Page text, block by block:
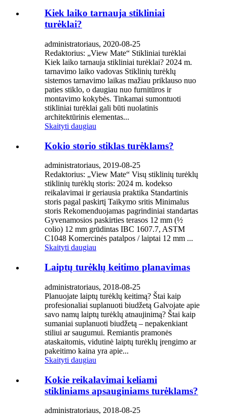
Kiek laiko tarnauja stikliniai
turėklai?
administratoriaus, 2020-08-25
Redaktorius: „View Mate“ Stikliniai turėklai
Kiek laiko tarnauja stikliniai turėklai? 2024 m.
tarnavimo laiko vadovas Stiklinių turėklų
sistemos tarnavimo laikas mažiau priklauso nuo
paties stiklo, o daugiau nuo furnitūros ir
montavimo kokybės. Tinkamai sumontuoti
stikliniai turėklai gali būti nuolatinis
architektūrinis elementas...
Skaityti daugiau
Kokio storio stiklas turėklams?
administratoriaus, 2019-08-25
Redaktorius: „View Mate“ Visų stiklinių turėklų
stiklinių turėklų storis: 2024 m. kodekso
reikalavimai ir geriausia praktika Standartinis
storis pagal paskirtį Taikymo sritis Minimalus
storis Rekomenduojamas pagrindiniai standartas
Gyvenamosios paskirties terasos 12 mm (½
colio) 12 mm grūdintas IBC 1607.7, ASTM
C1048 Komercinės patalpos / laiptai 12 mm ...
Skaityti daugiau
Laiptų turėklų keitimo planavimas
administratoriaus, 2018-08-25
Planuojate laiptų turėklų keitimą? Štai kaip
profesionaliai suplanuoti biudžetą Galvojate apie
savo namų laiptų turėklų atnaujinimą? Štai kaip
sumaniai suplanuoti biudžetą – nepakenkiant
stiliui ar saugumui. Remiantis pramonės
ataskaitomis, vidutinė laiptų turėklų įrengimo ar
pakeitimo kaina yra apie...
Skaityti daugiau
Kokie reikalavimai keliami
stikliniams apsauginiams turėklams?
administratoriaus, 2018-08-25